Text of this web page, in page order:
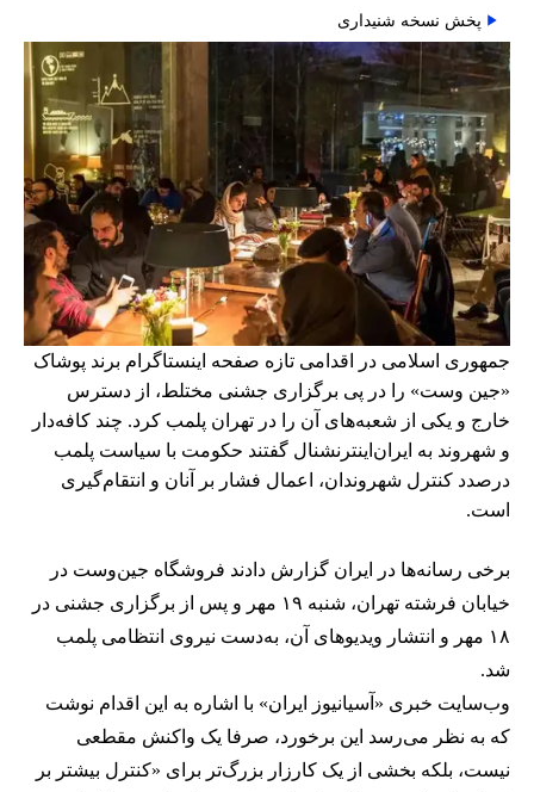
پخش نسخه شنیداری
جمهوری اسلامی در اقدامی تازه صفحه اینستاگرام برند پوشاک
«جین وست» را در پی برگزاری جشنی مختلط، از دسترس
خارج و یکی از شعبه‌های آن را در تهران پلمب کرد. چند کافه‌‌دار
و شهروند به ایران‌اینترنشنال گفتند حکومت با سیاست پلمب
درصدد کنترل شهروندان، اعمال فشار بر آنان و انتقام‌گیری
است.
برخی رسانه‌ها در ایران گزارش دادند فروشگاه جین‌وست در
خیابان فرشته تهران، شنبه ۱۹ مهر و پس از برگزاری جشنی در
۱۸ مهر و انتشار ویدیوهای آن، به‌دست نیروی انتظامی پلمب
شد.
وب‌سایت خبری «آسیانیوز ایران» با اشاره به این اقدام نوشت
که به نظر می‌رسد این برخورد، صرفا یک واکنش مقطعی
نیست، بلکه بخشی از یک کارزار بزرگ‌تر برای «کنترل بیشتر بر